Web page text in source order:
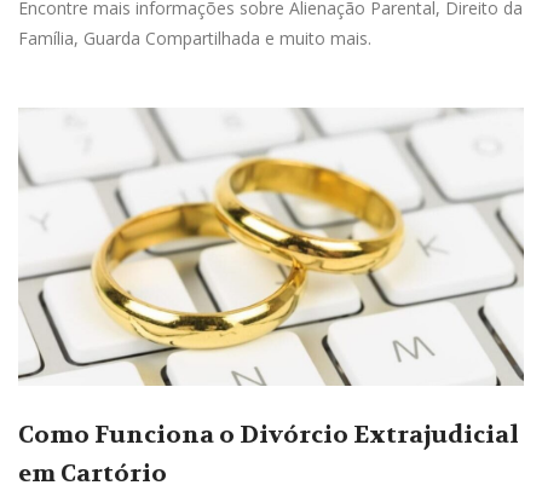
Encontre mais informações sobre Alienação Parental, Direito da
Família, Guarda Compartilhada e muito mais.
Como Funciona o Divórcio Extrajudicial
em Cartório